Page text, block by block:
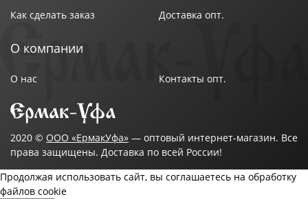
Преимущества мебели:
торцы от влаги и механических повреждений.
2. Широкий выбор размеров и цветовых решений
материала.
3. Доступная цена при сохранении
Как сделать заказ Доставка опт.
О компании
О нас Контакты опт.
2020 © ООО «ЕрмакУфа» — оптовый интернет-магазин. Все
права защищены. Доставка по всей России!
Продолжая использовать сайт, вы соглашаетесь на обработку
файлов cookie